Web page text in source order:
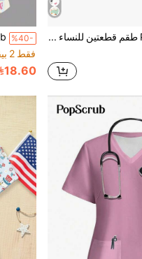
PopScrub طقم قطعتين للنساء بتصميم جيب وأذن معلقة بطبعة كرتونية لحيوان الهامستر، قميص كم قصير رقبة على شكل حرف V، بدلة رسمية للممرضات في الربيع والصيف، بنطلون كاجوال
%40-
فقط 2 بيقي